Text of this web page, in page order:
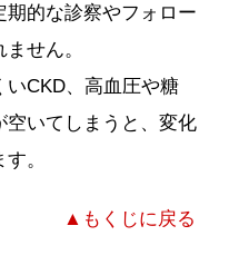
期的な診察やフォロー
せん。
CKD、高血圧や糖
空いてしまうと、変化
。
▲もくじに戻る